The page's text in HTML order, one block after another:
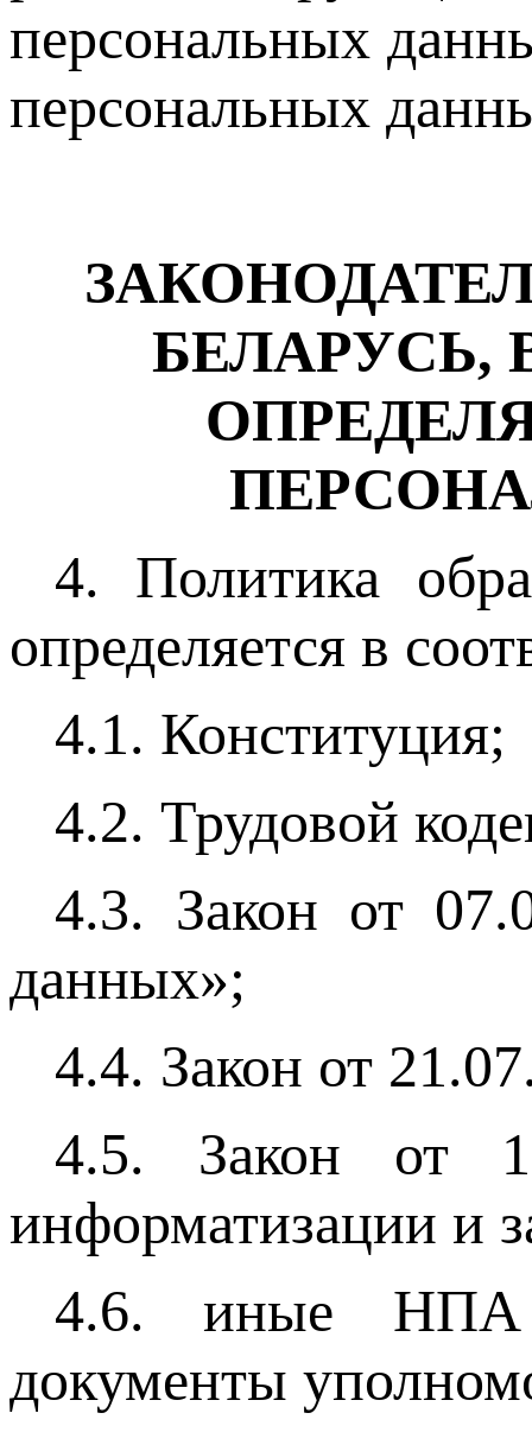
персональных
персональных
БЕЛАРУСЬ,
4. Политика
определяется в
4.1. Конституция;
4.2. Трудовой
4.3. Закон от
данных»;
4.4. Закон от
4.5. Закон от
информатизации и
4.6. иные НПА
документы